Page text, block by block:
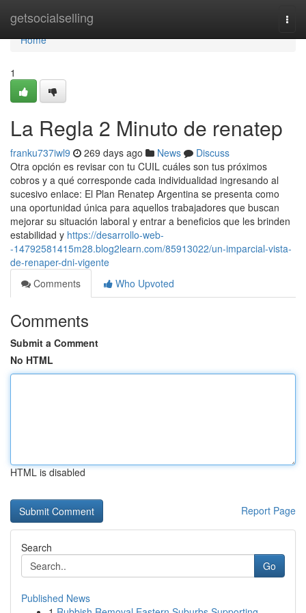
getsocialselling
Home
Home
1
La Regla 2 Minuto de renatep
franku737iwl9 269 days ago News
Discuss
Otra opción es revisar con tu CUIL cuáles son tus próximos
cobros y a qué corresponde cada individualidad ingresando al
sucesivo enlace: El Plan Renatep Argentina se presenta como
una oportunidad única para aquellos trabajadores que buscan
mejorar su situación laboral y entrar a beneficios que les brinden
estabilidad y https://desarrollo-web-
-14792581415m28.blog2learn.com/85913022/un-imparcial-vista-
de-renaper-dni-vigente
Comments
Who Upvoted
Comments
Submit a Comment
No HTML
HTML is disabled
Report Page
Search
Go
Published News